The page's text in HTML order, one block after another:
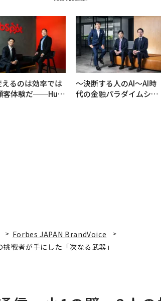
えるのは効率では
客体験だ──Hub
〜決断する人のAI〜AI時
代の金融パラダイムシフ
Forbes JAPAN BrandVoice
戦者が手にした「次なる武器」